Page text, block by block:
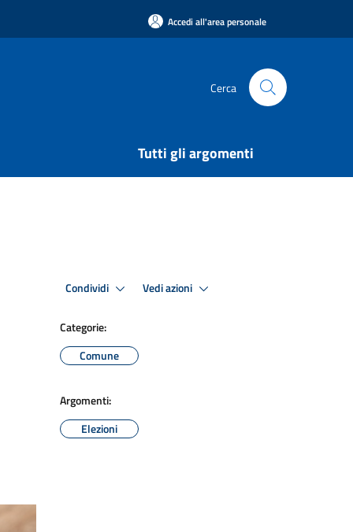
Accedi all'area personale
Cerca
Tutti gli argomenti
Condividi Vedi azioni
Categorie:
Comune
Argomenti:
Elezioni